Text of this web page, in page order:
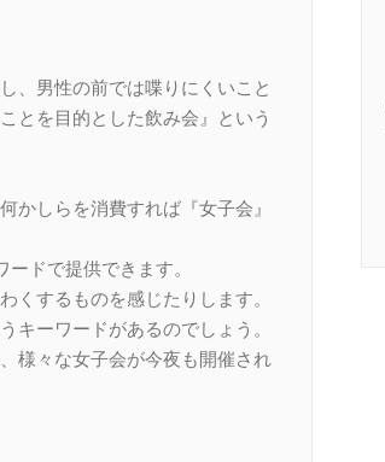
、男性の前では喋りにくいこと
とを目的とした飲み会』という
かしらを消費すれば『女子会』
ドで提供できます。
くするものを感じたりします。
キーワードがあるのでしょう。
様々な女子会が今夜も開催され